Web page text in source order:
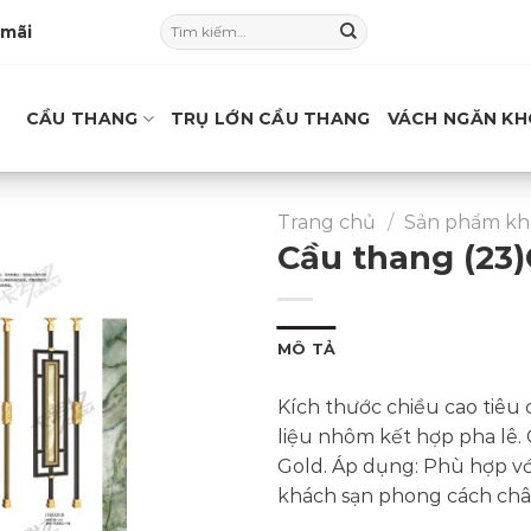
Tìm
kiếm:
CẦU THANG TRỤ LỚN CẦU THANG VÁCH NGĂN
Trang chủ / Sản phẩm
Cầu thang
MÔ TẢ
Kích thước chiều cao tiêu
liệu nhôm kết hợp pha lê.
Gold. Áp dụng: Phù hợp
khách sạn phong cách